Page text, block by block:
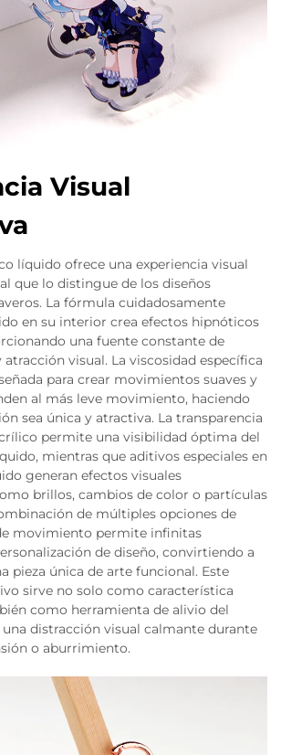
Visual
líquido ofrece una experiencia visual
que lo distingue de los diseños
La fórmula cuidadosamente
en su interior crea efectos hipnóticos
una fuente constante de
visual. La viscosidad específica
para crear movimientos suaves y
al más leve movimiento, haciendo
sea única y atractiva. La transparencia
permite una visibilidad óptima del
mientras que aditivos especiales en
generan efectos visuales
brillos, cambios de color o partículas
de múltiples opciones de
movimiento permite infinitas
de diseño, convirtiendo a
pieza única de arte funcional. Este
sirve no solo como característica
como herramienta de alivio del
distracción visual calmante durante
o aburrimiento.